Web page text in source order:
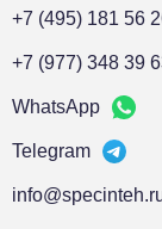
+7 (495) 181 56
+7 (977) 348 39
WhatsApp
Telegram